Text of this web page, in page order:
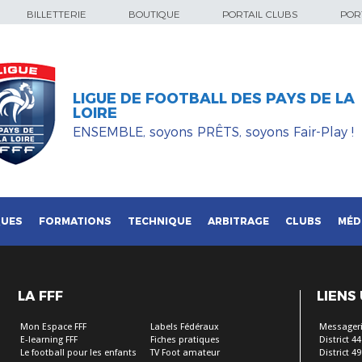
BILLETTERIE BOUTIQUE PORTAIL CLUBS
LIGUE DE FOOTBALL DES PAYS DE LA
LOIRE
ENSEMBLE, soyons PRÊTS, soyons Fair-Play !
FORMATIONS TECHNIQUE ARBITRAGE CLUBS
LA FFF
Mon Espace FFF
E-learning FFF
Le football pour les enfants
Labels Fédéraux
Fiches pratiques
TV Foot amateur
LIENS
District 44
District 49